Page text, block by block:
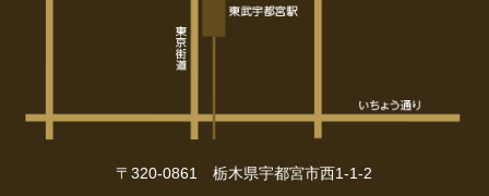
〒320-0861 栃木県宇都宮市西1-1-2